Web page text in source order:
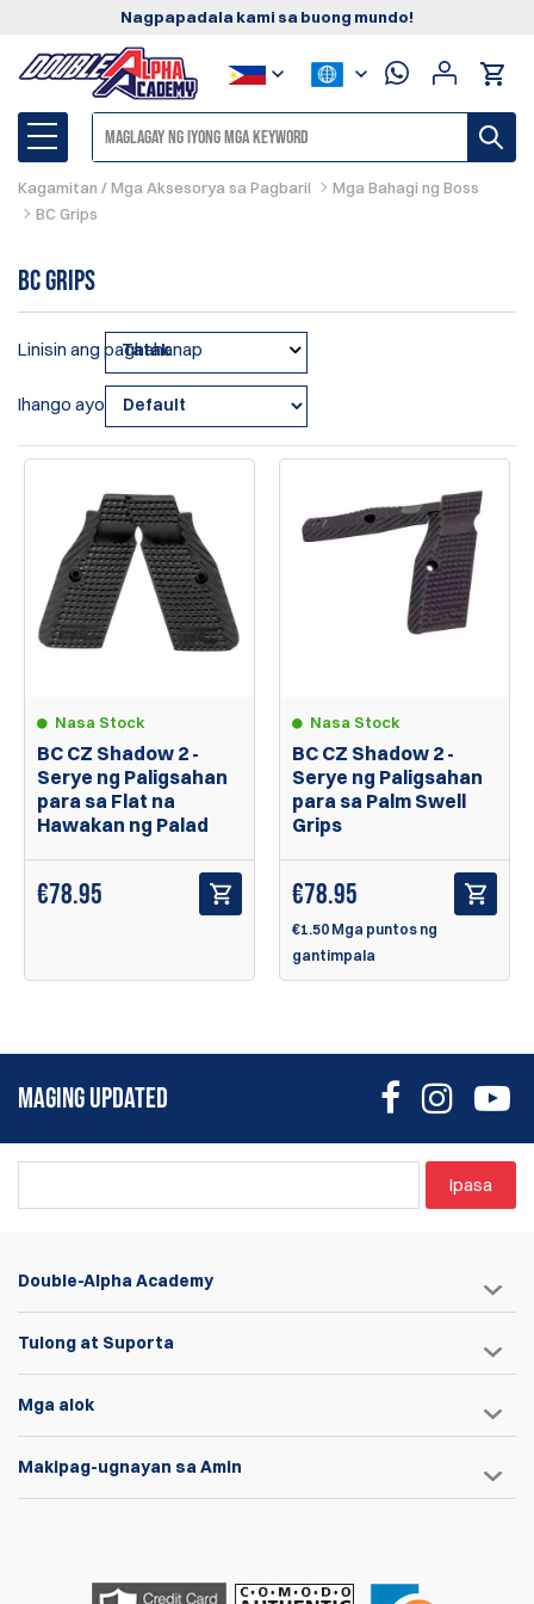
Nagpapadala kami sa buong mundo!
Kagamitan / Mga Aksesorya sa Pagbaril
Mga Bahagi ng Boss
BC Grips
BC Grips
Linisin ang paghahanap
Tatak
Ihango ayon sa:
Nasa Stock
BC CZ Shadow 2 -
Serye ng Paligsahan
para sa Flat na
Hawakan ng Palad
€78.95
Nasa Stock
BC CZ Shadow 2 -
Serye ng Paligsahan
para sa Palm Swell
Grips
€78.95
€1.50 Mga puntos ng
gantimpala
MAGING UPDATED
Ipasa
Double-Alpha Academy
Tulong at Suporta
Mga alok
Makipag-ugnayan sa Amin